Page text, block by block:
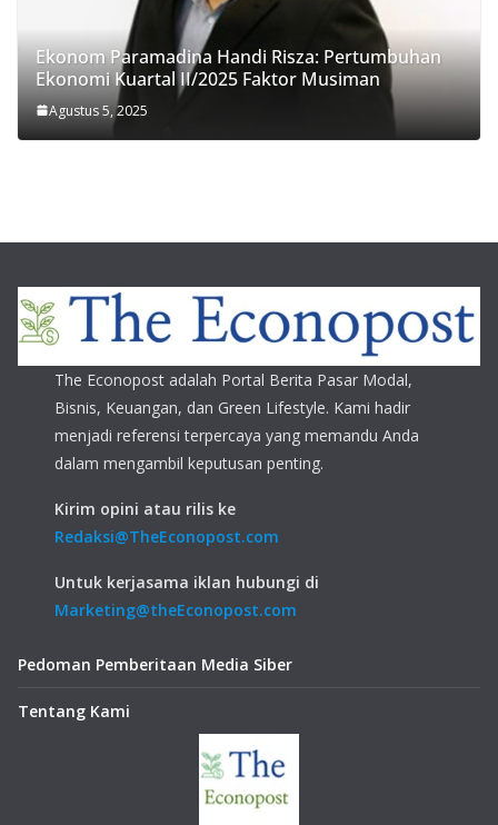
Ekonom Paramadina Handi Risza: Pertumbuhan
Ekonomi Kuartal II/2025 Faktor Musiman
Agustus 5, 2025
The Econopost adalah Portal Berita Pasar Modal,
Bisnis, Keuangan, dan Green Lifestyle. Kami hadir
menjadi referensi terpercaya yang memandu Anda
dalam mengambil keputusan penting.
Kirim opini atau rilis ke
Redaksi@TheEconopost.com
Untuk kerjasama iklan hubungi di
Marketing@theEconopost.com
Pedoman Pemberitaan Media Siber
Tentang Kami